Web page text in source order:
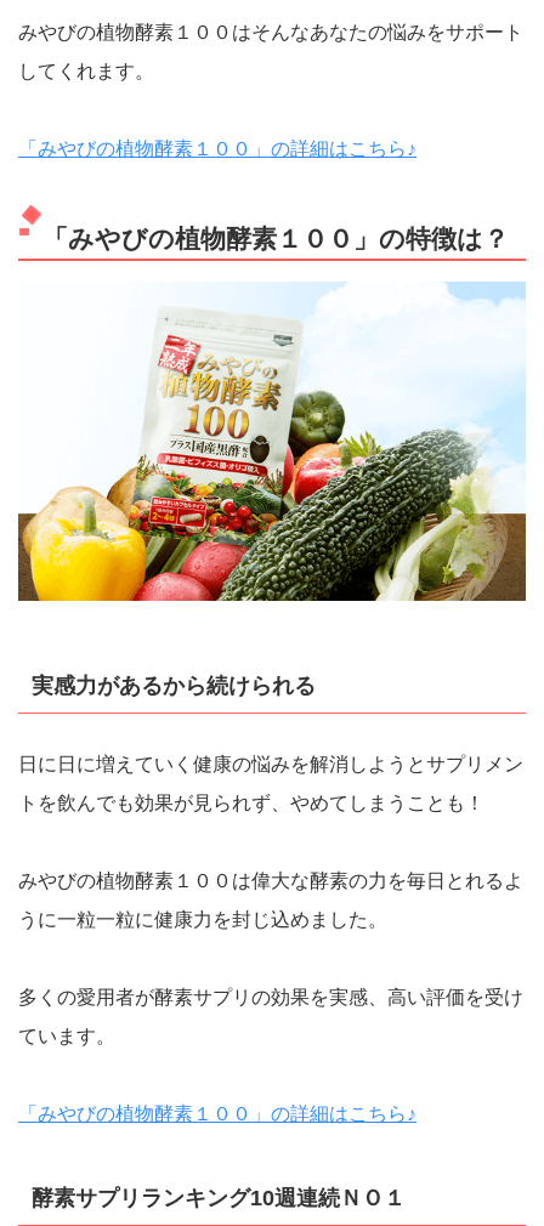
みやびの植物酵素１００はそんなあなたの悩みをサポート
してくれます。
「みやびの植物酵素１００」の詳細はこちら♪
「みやびの植物酵素１００」の特徴は？
実感力があるから続けられる
日に日に増えていく健康の悩みを解消しようとサプリメン
トを飲んでも効果が見られず、やめてしまうことも！
みやびの植物酵素１００は偉大な酵素の力を毎日とれるよ
うに一粒一粒に健康力を封じ込めました。
多くの愛用者が酵素サプリの効果を実感、高い評価を受け
ています。
「みやびの植物酵素１００」の詳細はこちら♪
酵素サプリランキング10週連続ＮＯ１